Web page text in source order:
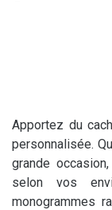
Apportez du
personnalisée.
grande
selon vos
monogrammes